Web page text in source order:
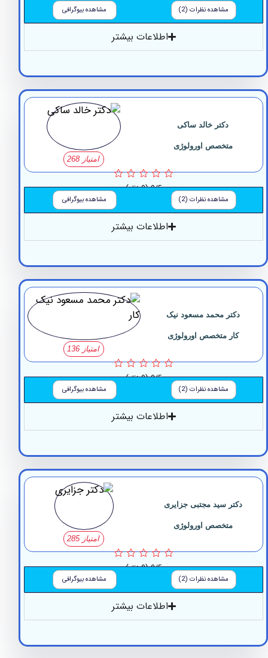
مشاهده نظرات (2) مشاهده بیوگرافی
اطلاعات بیشتر
دکتر خالد ساکی
متخصص اورولوژی
0/5 (0 نظر)
مشاهده نظرات (2) مشاهده بیوگرافی
اطلاعات بیشتر
محمد مسعود نیک
کار متخصص اورولوژی
0/5 (0 نظر)
مشاهده نظرات (2) مشاهده بیوگرافی
اطلاعات بیشتر
سید مجتبی جزایری
متخصص اورولوژی
0/5 (0 نظر)
مشاهده نظرات (2) مشاهده بیوگرافی
اطلاعات بیشتر